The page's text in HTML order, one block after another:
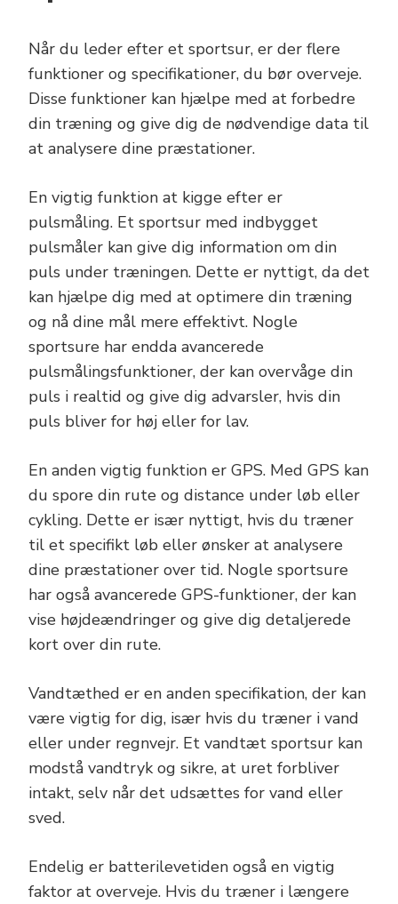
Når du leder efter et sportsur, er der flere
funktioner og specifikationer, du bør overveje.
Disse funktioner kan hjælpe med at forbedre
din træning og give dig de nødvendige data til
at analysere dine præstationer.
En vigtig funktion at kigge efter er
pulsmåling. Et sportsur med indbygget
pulsmåler kan give dig information om din
puls under træningen. Dette er nyttigt, da det
kan hjælpe dig med at optimere din træning
og nå dine mål mere effektivt. Nogle
sportsure har endda avancerede
pulsmålingsfunktioner, der kan overvåge din
puls i realtid og give dig advarsler, hvis din
puls bliver for høj eller for lav.
En anden vigtig funktion er GPS. Med GPS kan
du spore din rute og distance under løb eller
cykling. Dette er især nyttigt, hvis du træner
til et specifikt løb eller ønsker at analysere
dine præstationer over tid. Nogle sportsure
har også avancerede GPS-funktioner, der kan
vise højdeændringer og give dig detaljerede
kort over din rute.
Vandtæthed er en anden specifikation, der kan
være vigtig for dig, især hvis du træner i vand
eller under regnvejr. Et vandtæt sportsur kan
modstå vandtryk og sikre, at uret forbliver
intakt, selv når det udsættes for vand eller
sved.
Endelig er batterilevetiden også en vigtig
faktor at overveje. Hvis du træner i længere